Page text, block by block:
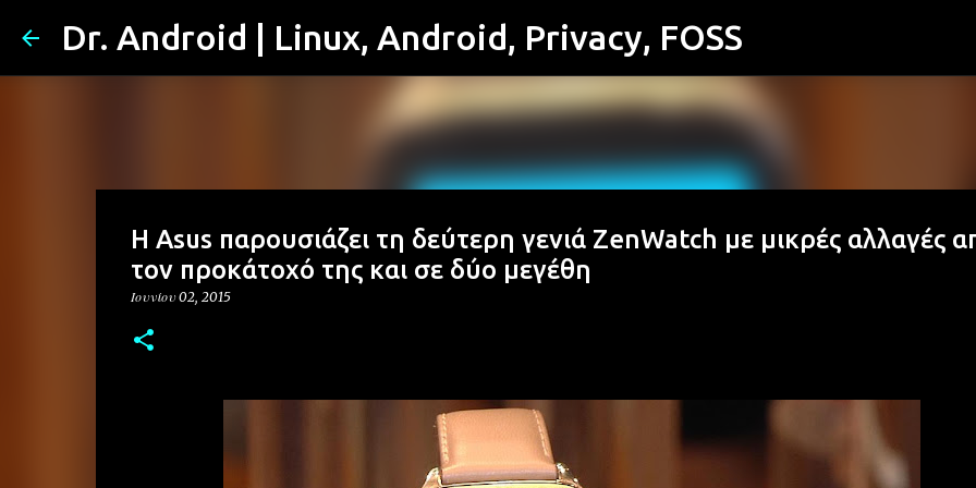
Μετάβαση στο κύριο περιεχόμενο
Dr. Android | Linux, Android, Privacy, FOSS
Η Asus παρουσιάζει τη δεύτερη γενιά ZenWatch με μικρές αλλαγές
τον προκάτοχό της και σε δύο μεγέθη
Ιουνίου 02, 2015